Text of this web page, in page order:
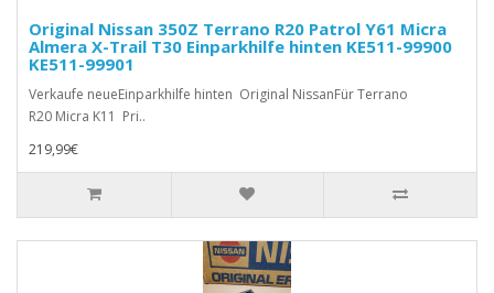
Original Nissan 350Z Terrano R20 Patrol Y61 Micra
Almera X-Trail T30 Einparkhilfe hinten KE511-99900
KE511-99901
Verkaufe neueEinparkhilfe hinten Original NissanFür Terrano
R20 Micra K11 Pri..
219,99€